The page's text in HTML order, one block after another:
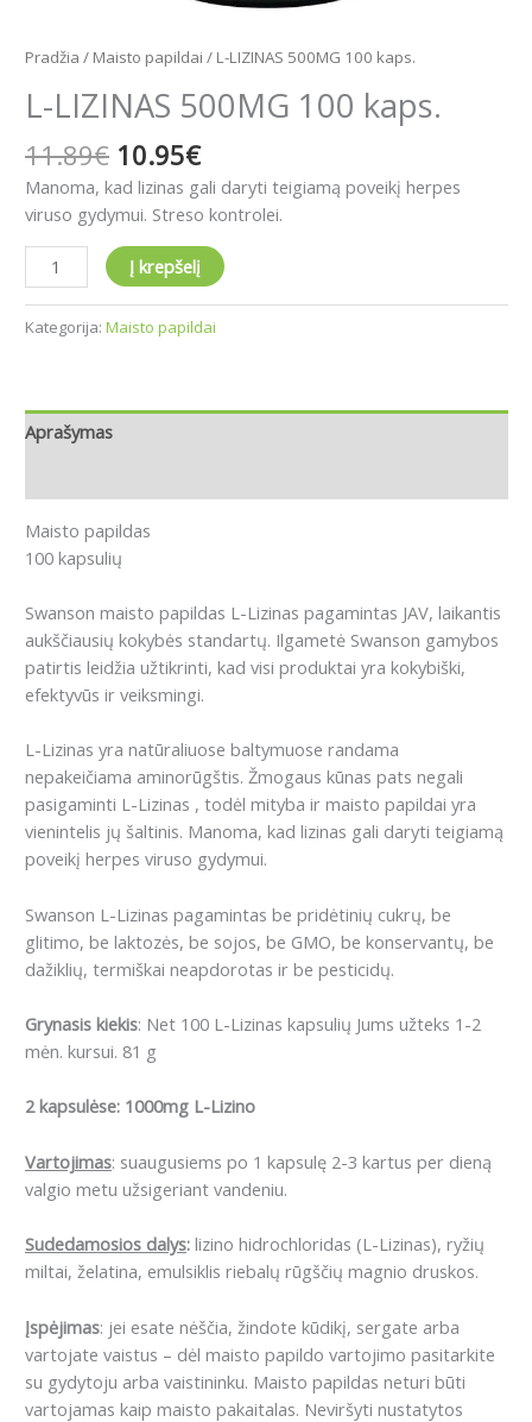
Pradžia / Maisto papildai / L-LIZINAS 500MG 100 kaps.
L-LIZINAS 500MG 100 kaps.
11.89€ 10.95€
Manoma, kad lizinas gali daryti teigiamą poveikį herpes
viruso gydymui. Streso kontrolei.
Į krepšelį
Kategorija: Maisto papildai
Aprašymas
Maisto papildas
100 kapsulių
Swanson maisto papildas L-Lizinas pagamintas JAV, laikantis
aukščiausių kokybės standartų. Ilgametė Swanson gamybos
patirtis leidžia užtikrinti, kad visi produktai yra kokybiški,
efektyvūs ir veiksmingi.
L-Lizinas yra natūraliuose baltymuose randama
nepakeičiama aminorūgštis. Žmogaus kūnas pats negali
pasigaminti L-Lizinas , todėl mityba ir maisto papildai yra
vienintelis jų šaltinis. Manoma, kad lizinas gali daryti teigiamą
poveikį herpes viruso gydymui.
Swanson L-Lizinas pagamintas be pridėtinių cukrų, be
glitimo, be laktozės, be sojos, be GMO, be konservantų, be
dažiklių, termiškai neapdorotas ir be pesticidų.
Grynasis kiekis: Net 100 L-Lizinas kapsulių Jums užteks 1-2
mėn. kursui. 81 g
2 kapsulėse: 1000mg L-Lizino
Vartojimas: suaugusiems po 1 kapsulę 2-3 kartus per dieną
valgio metu užsigeriant vandeniu.
Sudedamosios dalys: lizino hidrochloridas (L-Lizinas), ryžių
miltai, želatina, emulsiklis riebalų rūgščių magnio druskos.
Įspėjimas: jei esate nėščia, žindote kūdikį, sergate arba
vartojate vaistus – dėl maisto papildo vartojimo pasitarkite
su gydytoju arba vaistininku. Maisto papildas neturi būti
vartojamas kaip maisto pakaitalas. Neviršyti nustatytos